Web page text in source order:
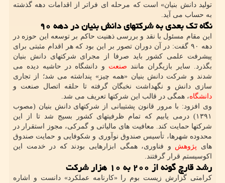
تولید دانش بنیان» است که مرحله ای فراتر از اقدامات دهه گذشته
به حساب می آید.
نگاه تک بعدی به شرکتهای دانش بنیان در دهه ۹۰
این مقام مسئول با نقد و بررسی ذهنیت حاکم بر توسعه این حوزه در
دهه ۹۰ گفت: در آن دوران تصور بر این بود که هر اقدام مثبتی برای
پیشرفت علمی کشور باید صرفا از مجرای شرکتهای دانش بنیان
بگذرد. سایر بازیگران مانند صنعت و دانشگاه در حاشیه دیده می
شدند و شرکت دانش بنیان «همه چیز» پنداشته می شد؛ از تجاری
سازی دانش و نگهداشت نخبگان گرفته تا حلقه اتصال صنعت و
دانشگاه، همگی در قالب این شرکتها تعریف می شد.
وی افزود: با مرور قانون پشتیبانی از شرکتهای دانش بنیان (مصوب
۱۳۹۱) درمی یابیم که تمام ظرفیتهای کشور بسیج شد تا از این
شرکتها حمایت کند. معافیت های مالیاتی و گمرکی، مجوز استقرار در
محدوده شهرها، تأسیس صندوق نوآوری و شکوفایی و حمایت صندوق
های پژوهش و فناوری، همگی ابزارهایی بودند که در خدمت این
اکوسیستم قرار گرفتند.
رشد قارچ گونه از ۲۰۰ به ۱۰ هزار شرکت
کرامتی گزارش زیست بوم را «کارنامه عملکرد» دانست و اشاره